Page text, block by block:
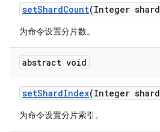
setShardCount(Integer shard
为命令设置分片数。
abstract void
setShardIndex(Integer shard
为命令设置分片索引。